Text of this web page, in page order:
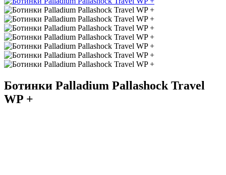
Ботинки Palladium Pallashock Travel
WP +